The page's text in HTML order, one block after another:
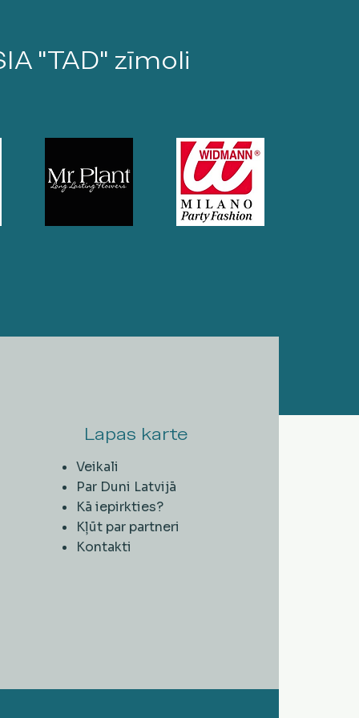
"TAD" zīmoli
Lapas karte
Veikali
Par Duni Latvijā
Kā iepirkties?
Kļūt par partneri
Kontakti